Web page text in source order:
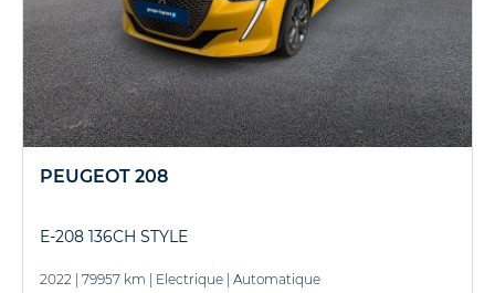
PEUGEOT 208
E-208 136CH STYLE
2022 79957 km Electrique Automatique